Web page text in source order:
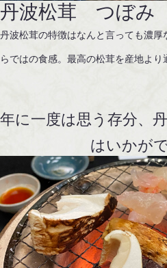
丹波松茸 つぼみ
丹波松茸の特徴はなんと言っても濃
らではの食感。最高の松茸を産地より
年に一度は思う存分、
はいかが